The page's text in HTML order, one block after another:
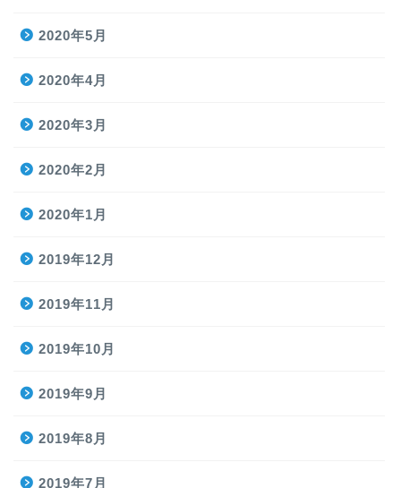
2020年5月
2020年4月
2020年3月
2020年2月
2020年1月
2019年12月
2019年11月
2019年10月
2019年9月
2019年8月
2019年7月